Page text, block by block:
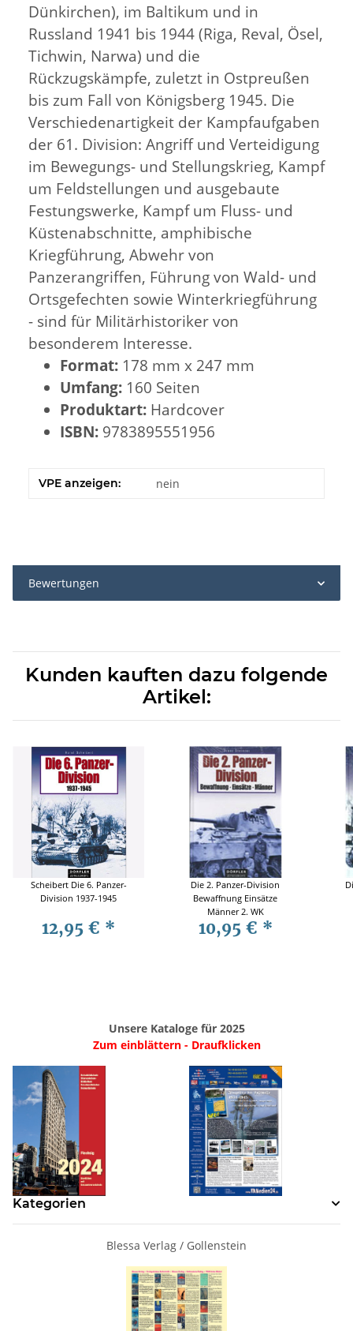
Dünkirchen), im Baltikum und in
Russland 1941 bis 1944 (Riga, Reval, Ösel,
Tichwin, Narwa) und die
Rückzugskämpfe, zuletzt in Ostpreußen
bis zum Fall von Königsberg 1945. Die
Verschiedenartigkeit der Kampfaufgaben
der 61. Division: Angriff und Verteidigung
im Bewegungs- und Stellungskrieg, Kampf
um Feldstellungen und ausgebaute
Festungswerke, Kampf um Fluss- und
Küstenabschnitte, amphibische
Kriegführung, Abwehr von
Panzerangriffen, Führung von Wald- und
Ortsgefechten sowie Winterkriegführung
- sind für Militärhistoriker von
besonderem Interesse.
Format: 178 mm x 247 mm
Umfang: 160 Seiten
Produktart: Hardcover
ISBN: 9783895551956
VPE anzeigen: nein
Bewertungen
Kunden kauften dazu folgende
Artikel:
Scheibert Die 6. Panzer-
Division 1937-1945
12,95 € *
Die 2. Panzer-Division
Bewaffnung Einsätze
Männer 2. WK
10,95 € *
Unsere Kataloge für 2025
Zum einblättern - Draufklicken
Kategorien
Blessa Verlag / Gollenstein